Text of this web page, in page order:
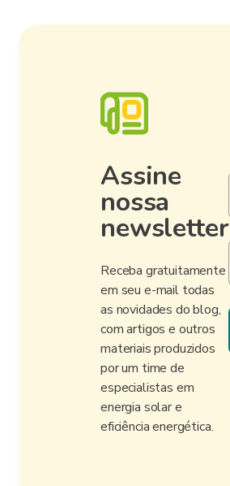
Assine
nossa
newsletter
Receba gratuitamente
em seu e-mail todas
as novidades do blog,
com artigos e outros
materiais produzidos
por um time de
especialistas em
energia solar e
eficiência energética.